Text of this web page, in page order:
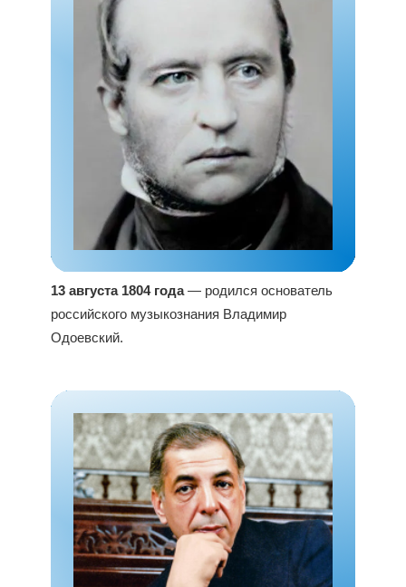
13 августа 1804 года— родился основатель
российского музыкознания Владимир
Одоевский.